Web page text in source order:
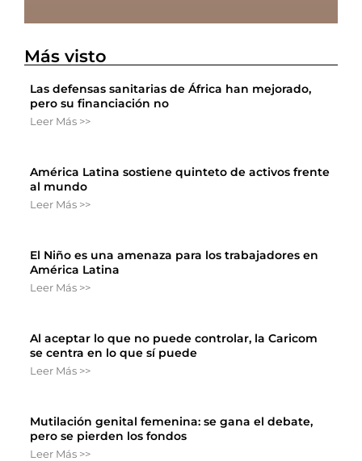
Más visto
Las defensas sanitarias de África han mejorado,
pero su financiación no
Leer Más >>
América Latina sostiene quinteto de activos frente
al mundo
Leer Más >>
El Niño es una amenaza para los trabajadores en
América Latina
Leer Más >>
Al aceptar lo que no puede controlar, la Caricom
se centra en lo que sí puede
Leer Más >>
Mutilación genital femenina: se gana el debate,
pero se pierden los fondos
Leer Más >>